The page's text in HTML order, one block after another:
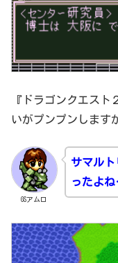
『ドラゴンクエス
いがプンプンします
GSアムロ
サマル
ったよね